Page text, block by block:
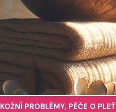
KOŽNÍ PROBLÉMY, PÉČE O PLEŤ